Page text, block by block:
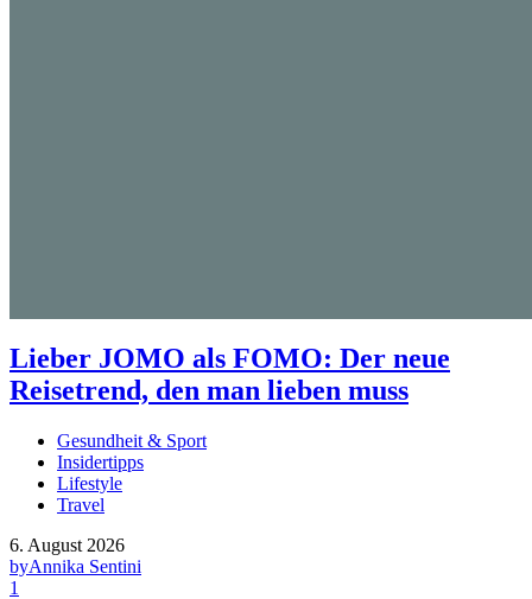
Lieber JOMO als FOMO: Der neue
Reisetrend, den man lieben muss
Gesundheit & Sport
Insidertipps
Lifestyle
Travel
6. August 2026
byAnnika Sentini
1